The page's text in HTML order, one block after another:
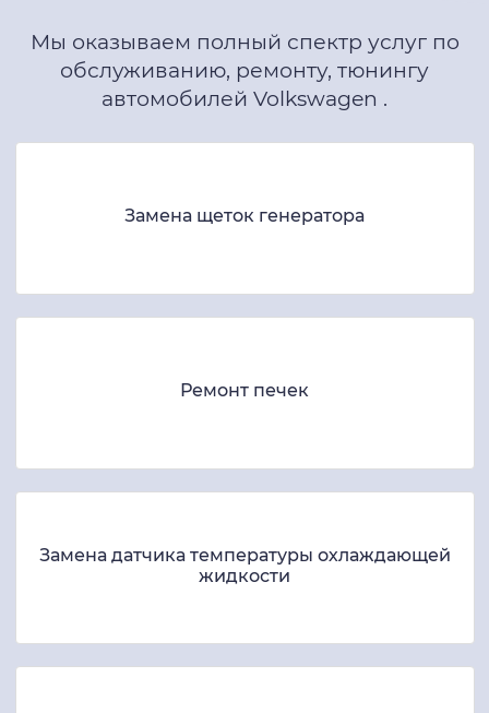
Мы оказываем полный спектр услуг по
обслуживанию, ремонту, тюнингу
автомобилей Volkswagen .
Замена щеток генератора
Ремонт печек
Замена датчика температуры охлаждающей
жидкости